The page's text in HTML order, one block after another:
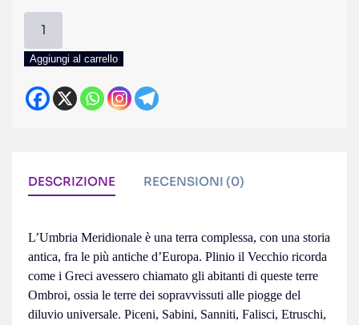
eretici,
ciclopi
mammalucchi.
Camminare
meridionale
quantità
Aggiungi al carrello
DESCRIZIONE RECENSIONI (0)
L’Umbria Meridionale è una terra complessa, con una storia
antica, fra le più antiche d’Europa. Plinio il Vecchio ricorda
come i Greci avessero chiamato gli abitanti di queste terre
Ombroi, ossia le terre dei sopravvissuti alle piogge del
diluvio universale. Piceni, Sabini, Sanniti, Falisci, Etruschi,